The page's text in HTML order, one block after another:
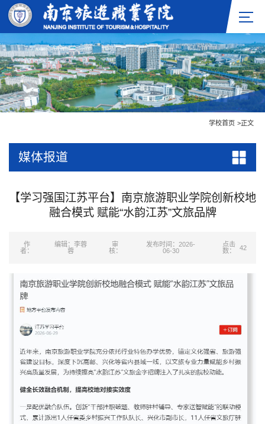
学校首页 >正文
媒体报道
【学习强国江苏平台】南京旅游职业学院创新校地
融合模式 赋能“水韵江苏”文旅品牌
作
者：
编辑：李蓉
蓉
审
核：
发布时间：2026-
06-30
点击
数：
42